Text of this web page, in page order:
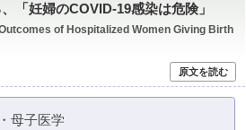
「妊婦のCOVID-19感染は危険」
of Hospitalized Women Giving Birth
原文を読む
母子医学